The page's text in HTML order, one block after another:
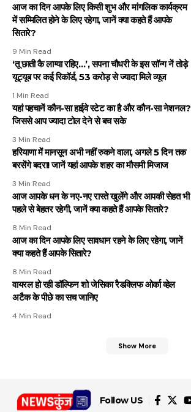
आज का दिन आपके लिए किसी शुभ और मांगलिक कार्यक्रम
में सम्मिलित होने के लिए रहेगा, जानें क्या कहते हैं आपके
सितारे?
9 Min Read
‘तू छाती कै लाग्या रहिए…’, सपना चौधरी के इस सॉन्ग नें तोड़े
यूट्यूब पर कई रिकॉर्ड, 53 करोड़ से ज्यादा मिले व्यूज
1 Min Read
यहां पहचानें कौन-सा हाईवे स्टेट का है और कौन-सा नेशनल?
जिससे आप ज्यादा टोल देने से बच सके
3 Min Read
हरियाणा में मानसून अभी नहीं रुकने वाला, अगले 5 दिन तक
बरसेंगे बदरा! जानें यहां आपके शहर का मौसमी मिजाज
3 Min Read
आज आपके धन के नए-नए रास्ते खुलेंगे और आपकी सेहत भी
पहले से बेहतर रहेगी, जानें क्या कहते हैं आपके सितारे?
8 Min Read
आज का दिन आपके लिए सावधान रहने के लिए रहेगा, जानें
क्या कहते हैं आपके सितारे?
8 Min Read
वायरल हो रही डॉल्फिन शो जेसिका रैडक्लिफ ओर्का व्हेल
अटैक के पीछे का सच जानिए
4 Min Read
Show More
Follow US